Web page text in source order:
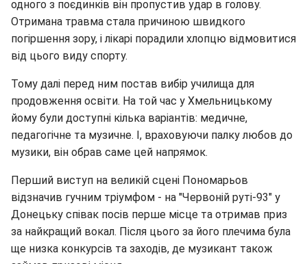
одного з поєдинків він пропустив удар в голову.
Отримана травма стала причиною швидкого
погіршення зору, і лікарі порадили хлопцю відмовитися
від цього виду спорту.
Тому далі перед ним постав вибір училища для
продовження освіти. На той час у Хмельницькому
йому були доступні кілька варіантів: медичне,
педагогічне та музичне. І, враховуючи палку любов до
музики, він обрав саме цей напрямок.
Перший виступ на великій сцені Пономарьов
відзначив гучним тріумфом - на "Червоній руті-93" у
Донецьку співак посів перше місце та отримав приз
за найкращий вокал. Після цього за його плечима була
ще низка конкурсів та заходів, де музикант також